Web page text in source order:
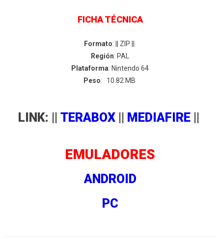
FICHA TÉCNICA
Formato: || ZIP ||
Región: PAL
Plataforma: Nintendo 64
Peso: 10.82 MB
LINK: || TERABOX|| MEDIAFIRE
EMULADORES
ANDROID
PC